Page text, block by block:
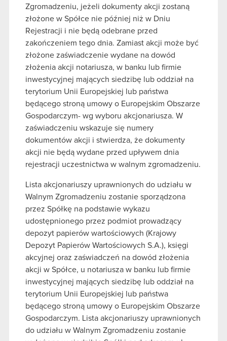
Zgromadzeniu, jeżeli dokumenty akcji zostaną
złożone w Spółce nie później niż w Dniu
Rejestracji i nie będą odebrane przed
zakończeniem tego dnia. Zamiast akcji może być
złożone zaświadczenie wydane na dowód
złożenia akcji notariusza, w banku lub firmie
inwestycyjnej mających siedzibę lub oddział na
terytorium Unii Europejskiej lub państwa
będącego stroną umowy o Europejskim Obszarze
Gospodarczym- wg wyboru akcjonariusza. W
zaświadczeniu wskazuje się numery
dokumentów akcji i stwierdza, że dokumenty
akcji nie będą wydane przed upływem dnia
rejestracji uczestnictwa w walnym zgromadzeniu.
Lista akcjonariuszy uprawnionych do udziału w
Walnym Zgromadzeniu zostanie sporządzona
przez Spółkę na podstawie wykazu
udostępnionego przez podmiot prowadzący
depozyt papierów wartościowych (Krajowy
Depozyt Papierów Wartościowych S.A.), księgi
akcyjnej oraz zaświadczeń na dowód złożenia
akcji w Spółce, u notariusza w banku lub firmie
inwestycyjnej mających siedzibę lub oddział na
terytorium Unii Europejskiej lub państwa
będącego stroną umowy o Europejskim Obszarze
Gospodarczym. Lista akcjonariuszy uprawnionych
do udziału w Walnym Zgromadzeniu zostanie